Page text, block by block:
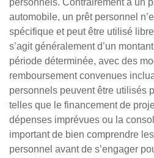
personnels. Contrairement à un
automobile, un prêt personnel
spécifique et peut être utilisé
s’agit généralement d’un
période déterminée, avec des
remboursement convenues
personnels peuvent être utilisés
telles que le financement de
dépenses imprévues ou la
important de bien comprendre
personnel avant de s’engager